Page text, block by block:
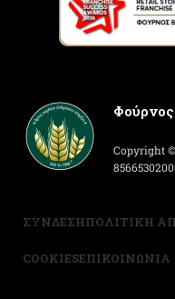
Copyright
ΣΥΝΔΕΣΗΠΟΛΙΤΙΚΗ
COOKIESΕΠΙΚΟΙΝΩΝΙΑ